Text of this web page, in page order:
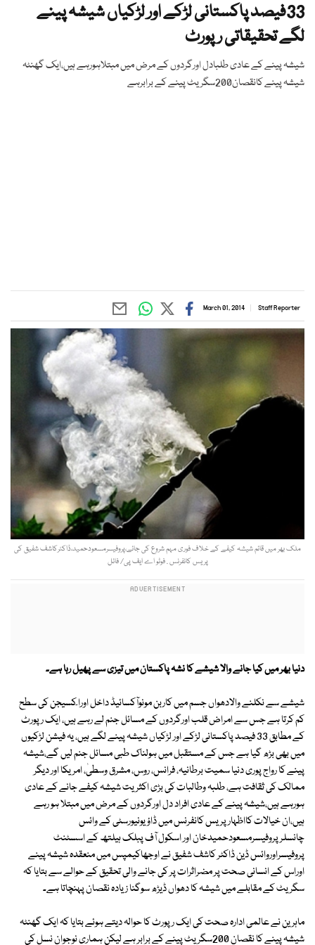
33فیصد پاکستانی لڑکے اور لڑکیاں شیشہ پینے
لگے تحقیقاتی رپورٹ
شیشہ پینے کے عادی طلبادل اورگردوں کے مرض میں مبتلاہورہے ہیں،ایک گھنٹہ
شیشہ پینے کانقصان200سگریٹ پینے کے برابرہے
Staff Reporter
March 01, 2014
ملک بھر میں قائم شیشہ کیفے کے خلاف فوری مہم شروع کی جائے،پروفیسرمسعودحمید،ڈاکٹرکاشف شفیق کی
پریس کانفرنس . فوٹو اے ایف پی/ فائل
دنیا بھر میں کیا جانے والا شیشے کا نشہ پاکستان میں تیزی سے پھیل رہا ہے۔
شیشے سے نکلنے والادھواں جسم میں کاربن مونوآکسائیڈ داخل اورا ٓکسیجن کی سطح
کم کرتا ہے جس سے امراض قلب اورگردوں کے مسائل جنم لے رہے ہیں، ایک رپورٹ
کے مطابق 33 فیصد پاکستانی لڑکے اور لڑکیاں شیشہ پینے لگے ہیں، یہ فیشن لڑکیوں
میں بھی بڑھ گیا ہے جس کے مستقبل میں ہولناک طبی مسائل جنم لیں گے،شیشہ
پینے کا رواج پوری دنیا سمیت برطانیہ، فرانس، روس، مشرق وسطیٰ، امریکا اور دیگر
ممالک کی ثقافت ہے، طلبہ وطالبات کی بڑی اکثریت شیشہ کیفے جانے کے عادی
ہورہے ہیں،شیشہ پینے کے عادی افراد دل اورگردوں کے مرض میں مبتلا ہو رہے
ہیں،ان خیالات کااظہار پریس کانفرنس میں ڈاؤ یونیورسٹی کے وائس
چانسلرپروفیسرمسعودحمیدخان اور اسکول آف پبلک ہیلتھ کے اسسٹنٹ
پروفیسراوروائس ڈین ڈاکٹر کاشف شفیق نے اوجھاکیمپس میں منعقدہ شیشہ پینے
اوراس کے انسانی صحت پر مضراثرات پر کی جانے والی تحقیق کے حوالے سے بتایا کہ
سگریٹ کے مقابلے میں شیشہ کا دھواں ڈیڑھ سوگنا زیادہ نقصان پہنچاتا ہے۔
ماہرین نے عالمی ادارہ صحت کی ایک رپورٹ کا حوالہ دیتے ہوئے بتایا کہ ایک گھنٹہ
شیشہ پینے کا نقصان 200سگریٹ پینے کے برابر ہے لیکن ہماری نوجوان نسل کی